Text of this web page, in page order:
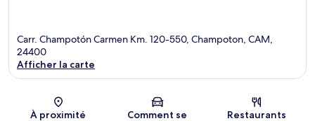
Carr. Champotón Carmen Km. 120-550, Champoton, CAM,
24400
Afficher la carte
À proximité Comment se Restaurants